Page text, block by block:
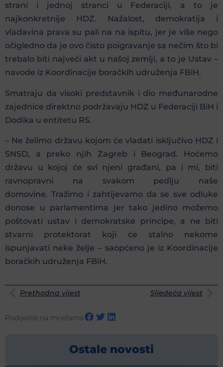
strani i jednoj stranci u Federaciji, a to je
najkonkretnije HDZ. Nažalost, demokratija i
vladavina prava su pali na na ispitu, jer je više nego
očigledno da je ovo čisto poigravanje sa nečim što bi
trebalo biti najveći akt u našoj zemlji, a to je Ustav –
navode iz Koordinacije boračkih udruženja FBiH.
Smatraju da visoki predstavnik i dio međunarodne
zajednice direktno podržavaju HDZ u Federaciji BiH i
Dodika u entitetu RS.
– Ne želimo državu kojom će vladati isključivo HDZ i
SNSD, a preko njih Zagreb i Beograd. Hoćemo
državu u kojoj će svi njeni građani, pa i mi, biti
ravnopravni na svakom pedlju naše
domovine. Tražimo i zahtijevamo da se sve odluke
donose u parlamentima jer tako jedino možemo
poštovati ustav i demokratske principe, a ne biti
stvarni protektorat koji će stalno nekome
ispunjavati neke želje – saopćeno je iz Koordinacije
boračkih udruženja FBiH.
Prethodna vijest Sljedeća vijest
Podijelite na mrežama
Ostale novosti